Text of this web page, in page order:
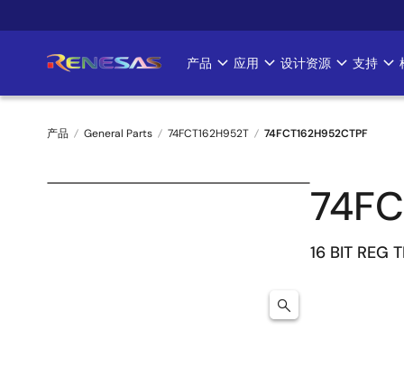
转
要
Main
navigation
产品 应用 设计资源 支持
面
产品 General Parts 74FCT162H952T 74FCT162H952CTPF
16 BIT REG